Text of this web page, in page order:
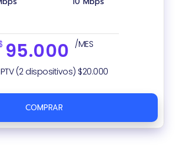
95.000 /MES
(2 dispositivos) $20.000
COMPRAR